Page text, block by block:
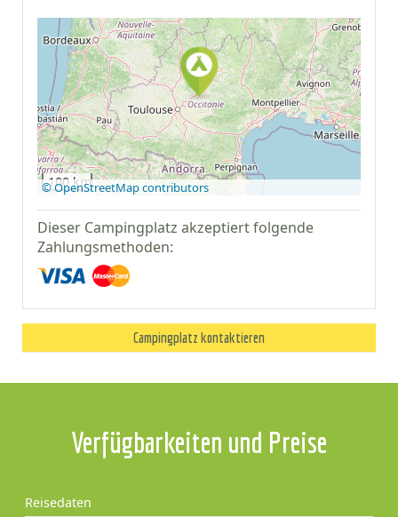
Auf Google Maps
anzeigen
100 km
© OpenStreetMap contributors
Dieser Campingplatz akzeptiert folgende
Zahlungsmethoden:
Campingplatz kontaktieren
Verfügbarkeiten und Preise
Reisedaten